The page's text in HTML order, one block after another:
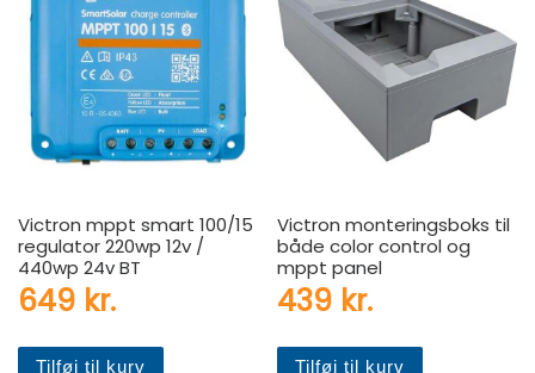
Victron mppt smart 100/15
regulator 220wp 12v /
440wp 24v BT
649 kr.
Tilføj til kurv
Victron monteringsboks til
både color control og
mppt panel
439 kr.
Tilføj til kurv